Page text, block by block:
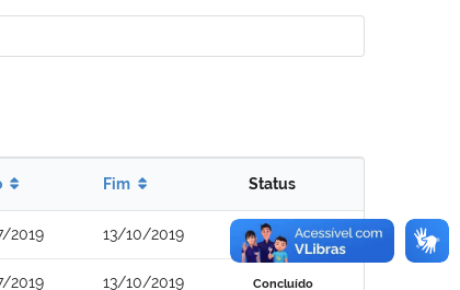
Fim Status
2019 13/10/2019 Concluído
2019 13/10/2019 Concluído